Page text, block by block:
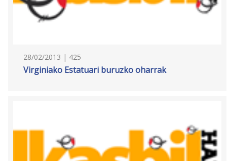
28/02/2013 | 425
Virginiako Estatuari buruzko oharrak